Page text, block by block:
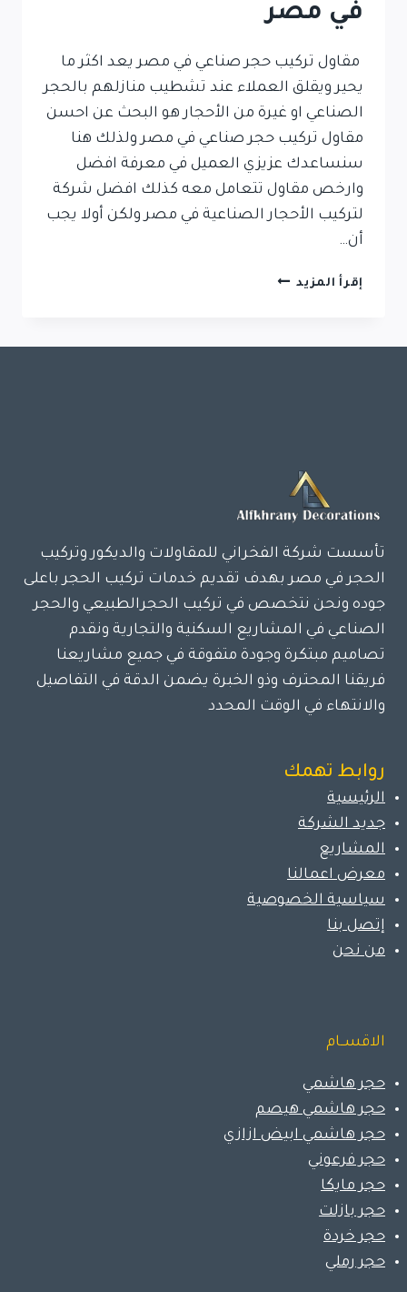
في مصر
مقاول تركيب حجر صناعي في مصر يعد اكثر ما
يحير ويقلق العملاء عند تشطيب منازلهم بالحجر
الصناعي او غيرة من الأحجار هو البحث عن احسن
مقاول تركيب حجر صناعي في مصر ولذلك هنا
سنساعدك عزيزي العميل في معرفة افضل
وارخص مقاول تتعامل معه كذلك افضل شركة
لتركيب الأحجار الصناعية في مصر ولكن أولا يجب
أن…
إقرأ المزيد مقاول
تأسست شركة الفخراني للمقاولات والديكور وتركيب
الحجر في مصر بهدف تقديم خدمات تركيب الحجر باعلى
جوده ونحن نتخصص في تركيب الحجرالطبيعي والحجر
الصناعي في المشاريع السكنية والتجارية ونقدم
تصاميم مبتكرة وجودة متفوقة في جميع مشاريعنا
فريقنا المحترف وذو الخبرة يضمن الدقة في التفاصيل
والانتهاء في الوقت المحدد
روابط تهمك
الرئيسية
جديد الشركة
المشاريع
معرض اعمالنا
سياسية الخصوصية
إتصل بنا
من نحن
الاقســام
حجر هاشمي
حجر هاشمي هيصم
حجر هاشمي ابيض ازازي
حجر فرعوني
حجر مايكا
حجر بازلت
حجر خردة
حجر رملي